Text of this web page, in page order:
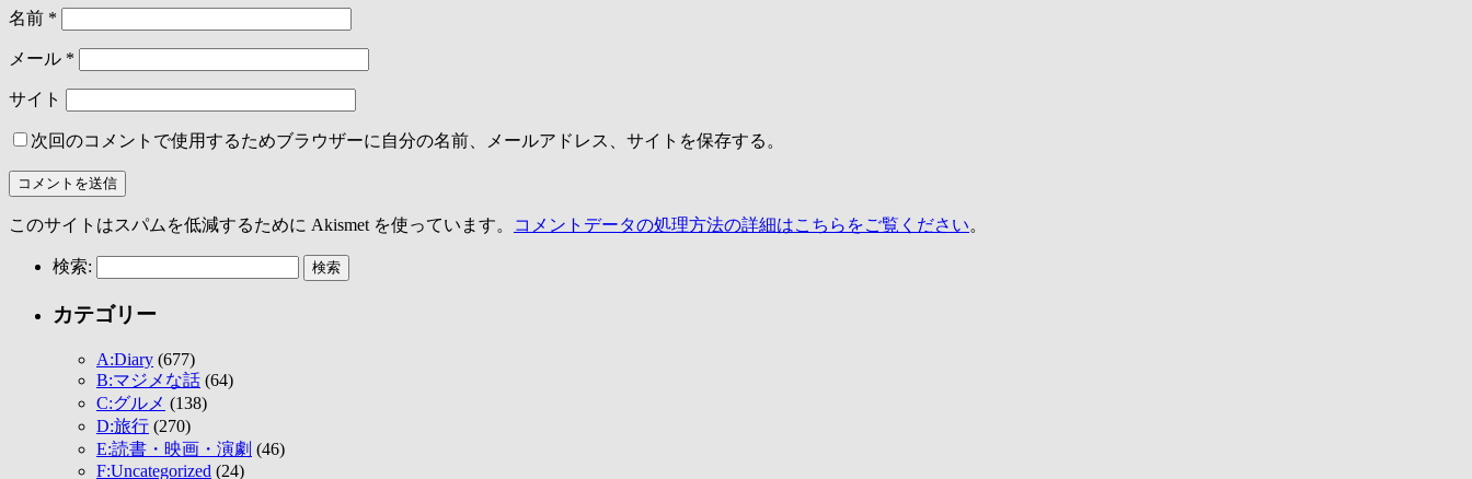
名前 *
メール *
サイト
次回のコメントで使用するためブラウザーに自分の名前、メールアドレス、サイトを保存する。
このサイトはスパムを低減するために Akismet を使っています。 コメントデータの処理方法の詳細はこちらをご覧ください。
検索:
カテゴリー
A:Diary (677)
B:マジメな話 (64)
C:グルメ (138)
D:旅行 (270)
E:読書・映画・演劇 (46)
F:Uncategorized (24)